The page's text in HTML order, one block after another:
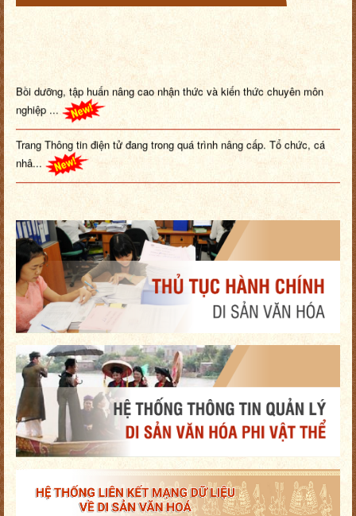
Bồi dưỡng, tập huấn nâng cao nhận thức và kiến thức chuyên môn
nghiệp ...
Trang Thông tin điện tử đang trong quá trình nâng cấp. Tổ chức, cá
nhâ...